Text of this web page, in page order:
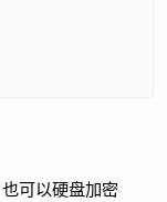
可以硬盘加密